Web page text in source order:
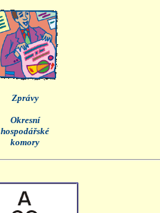
Zprávy
Okresní
hospodářské
komory